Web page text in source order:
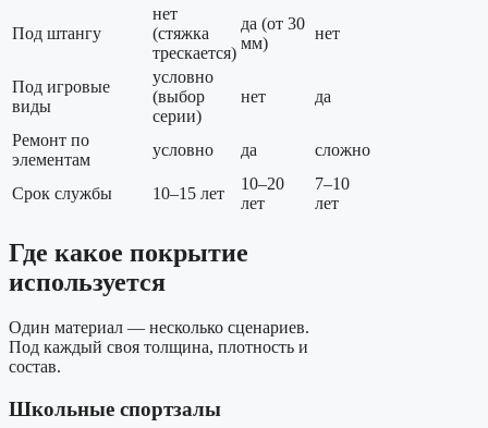
Под штангу
нет
(стяжка
трескается)
да (от 30
мм)
нет
Под игровые
виды
условно
(выбор
серии)
нет да
Ремонт по
элементам
условно да сложно
Срок службы 10–15 лет
10–20
лет
7–10
лет
Где какое покрытие
используется
Один материал — несколько сценариев.
Под каждый своя толщина, плотность и
состав.
Школьные спортзалы